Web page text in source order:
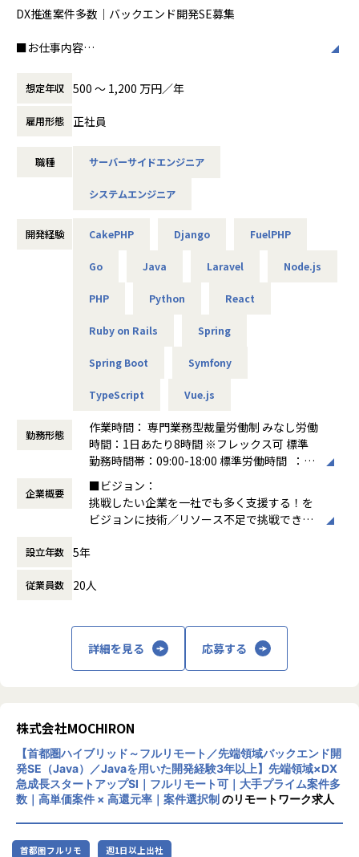
店舗開発者の出店業務支援「DataLens店舗開発」
ービス「AlternaData」
JCBカードの決済データを用いた業界別消費動向指標「JCB
消費NOW」
日経POSデータを用いた日次物価指数「日経CPINow」
「HRog賃金Now」
データと生成AIを軸に企業のDX推進を支援するソリューショ
Brokerage（証券）
地域金融機関やIFA向けの包括的な投資一任ビジネスプラッ
InsurTech（保険）
赤ちゃんとママのための妊娠保険「母子保険はぐ」
クレジットビジネスプラットフォーム「Crest」
クレジットBPOサービス
Crestエンベデッドファイナンスサービス
■具体的な業務内容
金融インフラ（証券ビジネスプラットフォーム「BaaS」/ 保
スプラットフォーム「Crest」）もしくは生成AI×データ活
バー/インフラサイドの開発
■開発チームについて
【業務の変更の範囲】
会社の規定に準ずる
DX推進案件多数｜バックエンド開発SE募集
■お仕事内容
開発など幅広い大手事業者向け
DX推進案件にて、要件定義や設計から、開発・運用まで一貫
して携われるSEポジションの募集になります。
・クライアントとの上流設計・仕様策定支援
・開発工程における課題抽出・改善提案
・大手飲食チェーン ：システムへのAI機能導入支援/開発
・金融機関向け ：ブロックチェーンシステムの導入（Po
・自社受託開発 ：要件定義、コンサルティング
・創業4期目、昨対500%の急成長のDX支援SI企業にて、
ライフバランスを保ちながら、
・新興領域でのスキルアップのチャンス！
・年功序列一切なし。案件参画単価や組織営利に応じたイン
センティブあり。
・マネジメントパス、スペシャリストパスをご選択いただけ
- マネジメントパス ：CTO直下で組織を伸ばすことにコミ
- スペシャリストパス：専門性に磨きをかけ、単価や市場
価値アップを見込み、業界でのトップランナーを目指してい
くポジション。
・案件もキャリアパスの一環での成長に寄り添えるような選
択を営業と共に探してまいります。
【業務の変更の範囲】
会社の規定に準ずる
想定年収 500 〜 1,200 万円／年
雇用形態 正社員
職種 サーバーサイドエンジニア
システムエンジニア
開発経験 CakePHP Django FuelPHP
Go Java Laravel Node.js
PHP Python React
Ruby on Rails Spring
Spring Boot Symfony
TypeScript Vue.js
勤務形態
作業時間： 専門業務型裁量労働制 みなし労働
時間：1日あたり8時間 ※フレックス可 標準
勤務時間帯：09:00-18:00 標準労働時間 ：8
時間 休憩 ：1時間 コアタイム ：なし
※参画プロジェクトにより制限あり。
働き方：裁量労働制
時間外労働の有無： 有（月平均0時間～10時
間）
休憩時間： 60分
企業概要
■ビジョン：
挑戦したい企業を一社でも多く支援する！を
ビジョンに技術／リソース不足で挑戦できな
私は一人では何もできないので、困った時に
も嬉しいですし、そういう人間／企業であり
極力MOCHIRONの精神で、一社でも多くの企
業を支援できるように励みます。
足で挑戦できない状況を打破する」ことを念
頭に開発面で支援する受託開発のプロフェッ
ショナル集団です。
WEB3や生成AIといった先端技術への支援の
他、システム開発やソフトウェア開発など幅
広く支援の間口を広げており、小回りの利く
スピード感を強みに安定性をもって支援しま
す。
設立年数 5年
従業員数 20人
詳細を見る 応募する
株式会社MOCHIRON
【首都圏ハイブリッド～フルリモート／先端領域バックエンド開
発SE（Java）／Javaを用いた開発経験3年以上】先端領域×DX
急成長スタートアップSI｜フルリモート可｜大手プライム案件多
数｜高単価案件 × 高還元率｜案件選択制のリモートワーク求人
首都圏フルリモ 週1日以上出社